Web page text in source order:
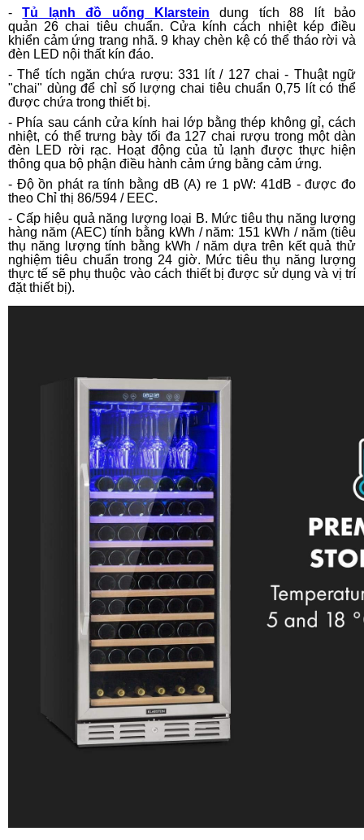
-Tủ lạnh đồ uống Klarstein dung tích 88 lít bảo
quản 26 chai tiêu chuẩn. Cửa kính cách nhiệt kép điều
khiển cảm ứng trang nhã. 9 khay chèn kệ có thể tháo rời và
đèn LED nội thất kín đáo.
- Thể tích ngăn chứa rượu: 331 lít / 127 chai - Thuật ngữ
"chai" dùng để chỉ số lượng chai tiêu chuẩn 0,75 lít có thể
được chứa trong thiết bị.
- Phía sau cánh cửa kính hai lớp bằng thép không gỉ, cách
nhiệt, có thể trưng bày tối đa 127 chai rượu trong một dàn
đèn LED rời rạc. Hoạt động của tủ lạnh được thực hiện
thông qua bộ phận điều hành cảm ứng bằng cảm ứng.
- Độ ồn phát ra tính bằng dB (A) re 1 pW: 41dB - được đo
theo Chỉ thị 86/594 / EEC.
- Cấp hiệu quả năng lượng loại B. Mức tiêu thụ năng lượng
hàng năm (AEC) tính bằng kWh / năm: 151 kWh / năm (tiêu
thụ năng lượng tính bằng kWh / năm dựa trên kết quả thử
nghiệm tiêu chuẩn trong 24 giờ. Mức tiêu thụ năng lượng
thực tế sẽ phụ thuộc vào cách thiết bị được sử dụng và vị trí
đặt thiết bị).